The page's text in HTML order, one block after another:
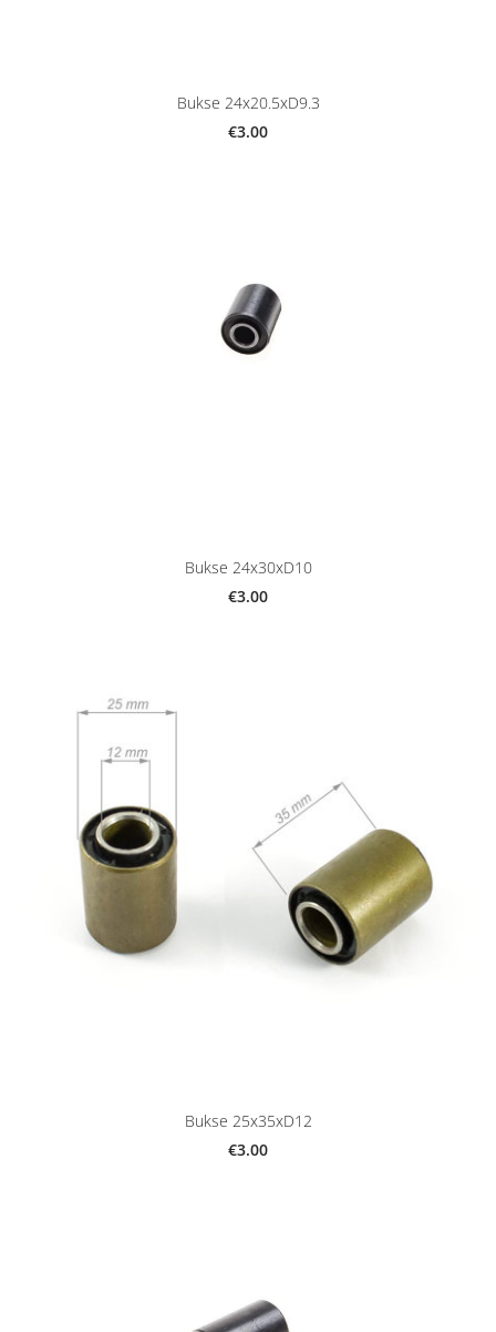
Bukse 24x20.5xD9.3
€3.00
Bukse 24x30xD10
€3.00
Bukse 25x35xD12
€3.00